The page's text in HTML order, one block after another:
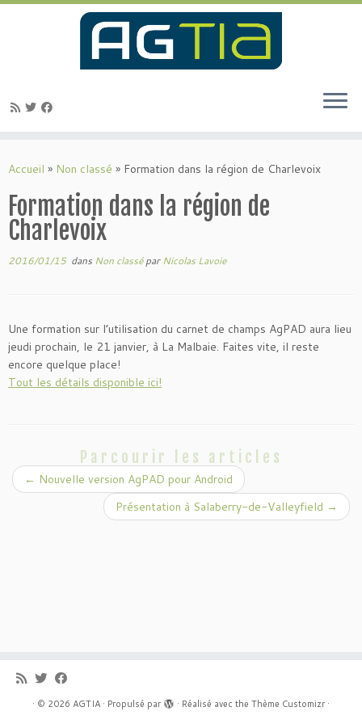
auAccueil » Non classé » Formation dans la région de Charlevoix
Formation dans la région de
Charlevoix
2016/01/15dans Non classéparNicolas Lavoie
Une formation sur l’utilisation du carnet de champs AgPAD aura lieu
jeudi prochain, le 21 janvier, à La Malbaie. Faites vite, il reste
encore quelque place!
Tout les détails disponible ici!
Parcourir les articles
← Nouvelle version AgPAD pour Android
Présentation à Salaberry-de-Valleyfield →
· © 2026 AGTIA · Propulsé par · Réalisé avec the Thème Customizr·